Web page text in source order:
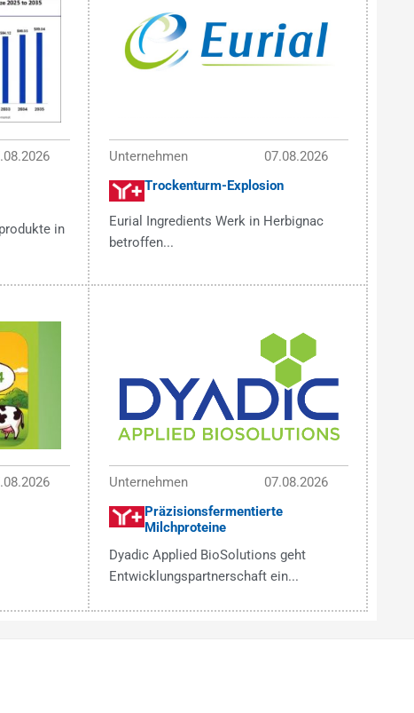
in
Unternehmen
07.08.2026
Trockenturm-Explosion
Eurial Ingredients Werk in Herbignac
betroffen...
Unternehmen
07.08.2026
Präzisionsfermentierte
Milchproteine
Dyadic Applied BioSolutions geht
Entwicklungspartnerschaft ein...